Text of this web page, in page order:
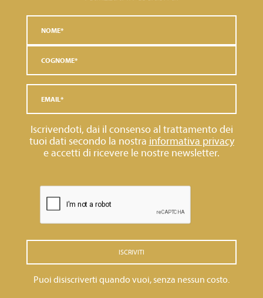
Iscrivendoti, dai il consenso al trattamento dei
tuoi dati secondo la nostra informativa privacy
e accetti di ricevere le nostre newsletter.
ISCRIVITI
Puoi disiscriverti quando vuoi, senza nessun costo.